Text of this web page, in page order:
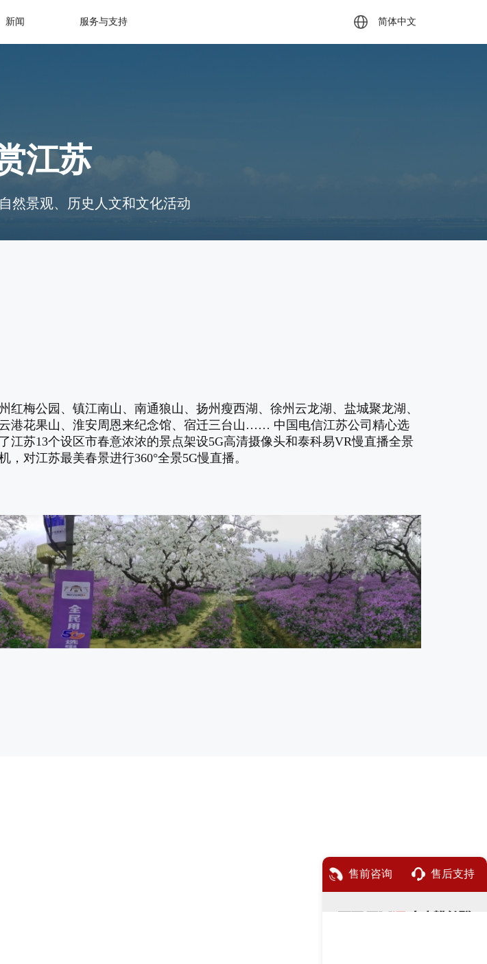
新闻 服务与支持 简体中文
江苏
然景观、历史人文和文化活动
红梅公园、镇江南山、南通狼山、扬州瘦西湖、徐州云龙湖、盐城聚龙湖、
港花果山、淮安周恩来纪念馆、宿迁三台山…… 中国电信江苏公司精心选
江苏13个设区市春意浓浓的景点架设5G高清摄像头和泰科易VR慢直播全景
，对江苏最美春景进行360°全景5G慢直播。
售前咨询 售后支持